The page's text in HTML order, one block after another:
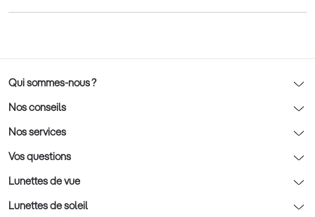
Qui sommes-nous ?
Notre charte déontologique
AFNOR Certification
Rendez-vous prévision
Nos conseils
Nos conseils lunettes
Nos conseils lentilles
Nos conseils enfants
Nos conseils santé visuelle
Nos services
Optic 2000 à domicile
Le contrôle de la vue chez votre opticien
L'entretien de votre équipement
Vos questions
Lunettes de vue
Lunettes de vue
Lunettes de soleil